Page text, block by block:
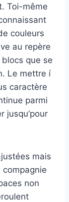
Toi-même
couleurs
au repère
que se
Le mettre í
caractère
parmi
jusqu’pour
mais
non